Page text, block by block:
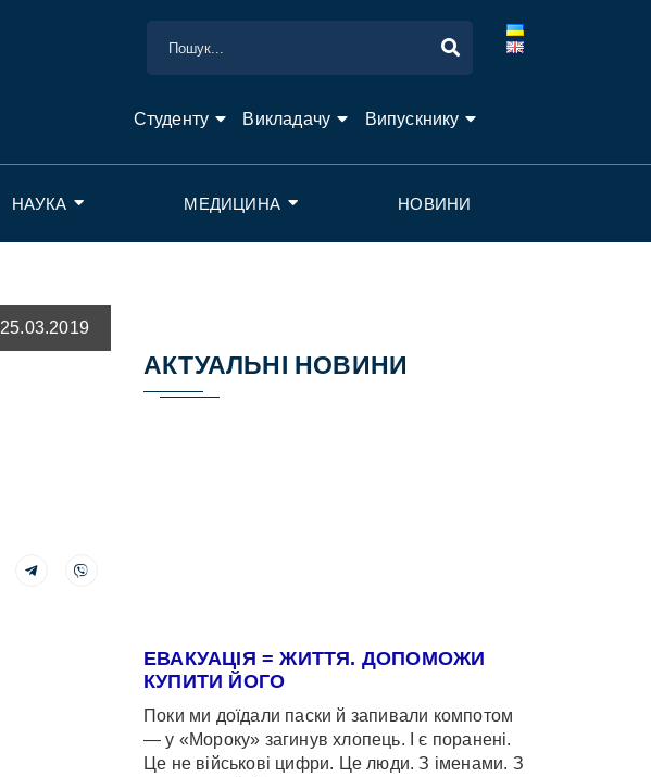
Студенту Викладачу Випускнику
НАУКА МЕДИЦИНА НОВИНИ
25.03.2019
АКТУАЛЬНІ НОВИНИ
ЕВАКУАЦІЯ = ЖИТТЯ. ДОПОМОЖИ
КУПИТИ ЙОГО
Поки ми доїдали паски й запивали компотом
— у «Мороку» загинув хлопець. І є поранені.
Це не військові цифри. Це люди. З іменами. З